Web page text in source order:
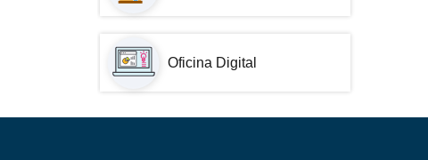
Oficina Digital